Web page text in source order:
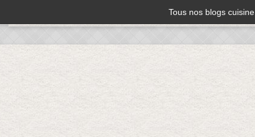
Tous nos blogs cuisine